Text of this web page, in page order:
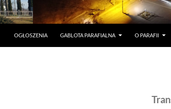
OGŁOSZENIA
GABLOTA PARAFIALNA O PARAFII